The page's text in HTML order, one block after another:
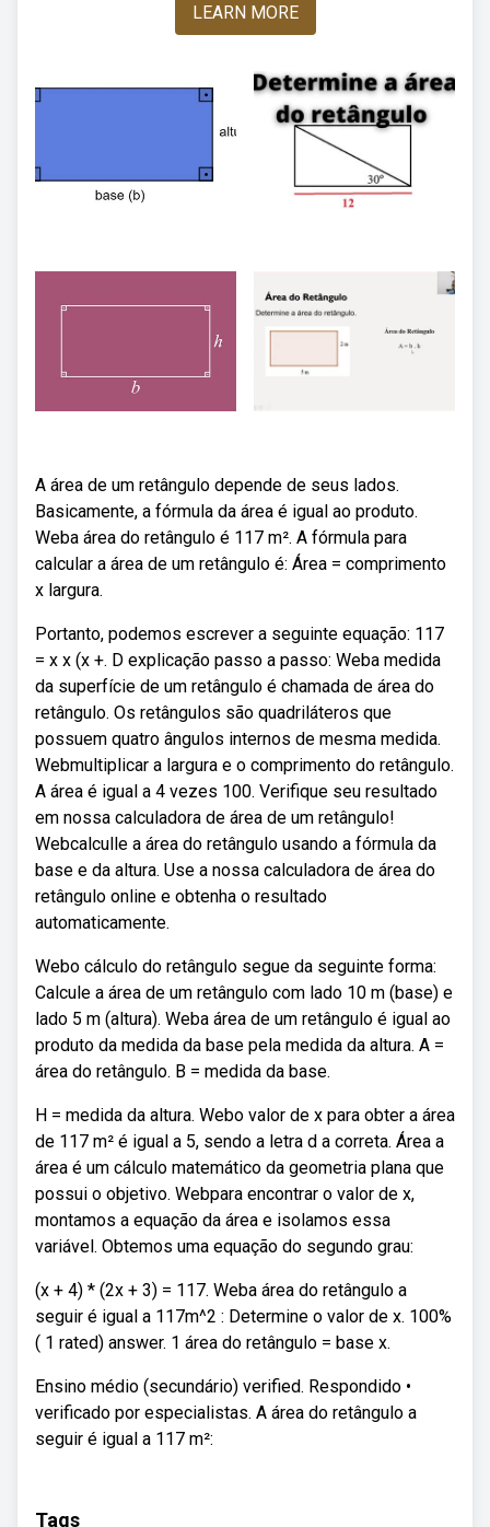
LEARN MORE
A área de um retângulo depende de seus lados.
Basicamente, a fórmula da área é igual ao produto.
Weba área do retângulo é 117 m². A fórmula para
calcular a área de um retângulo é: Área = comprimento
x largura.
Portanto, podemos escrever a seguinte equação: 117
= x x (x +. D explicação passo a passo: Weba medida
da superfície de um retângulo é chamada de área do
retângulo. Os retângulos são quadriláteros que
possuem quatro ângulos internos de mesma medida.
Webmultiplicar a largura e o comprimento do retângulo.
A área é igual a 4 vezes 100. Verifique seu resultado
em nossa calculadora de área de um retângulo!
Webcalculle a área do retângulo usando a fórmula da
base e da altura. Use a nossa calculadora de área do
retângulo online e obtenha o resultado
automaticamente.
Webo cálculo do retângulo segue da seguinte forma:
Calcule a área de um retângulo com lado 10 m (base) e
lado 5 m (altura). Weba área de um retângulo é igual ao
produto da medida da base pela medida da altura. A =
área do retângulo. B = medida da base.
H = medida da altura. Webo valor de x para obter a área
de 117 m² é igual a 5, sendo a letra d a correta. Área a
área é um cálculo matemático da geometria plana que
possui o objetivo. Webpara encontrar o valor de x,
montamos a equação da área e isolamos essa
variável. Obtemos uma equação do segundo grau:
(x + 4) * (2x + 3) = 117. Weba área do retângulo a
seguir é igual a 117m^2 : Determine o valor de x. 100%
( 1 rated) answer. 1 área do retângulo = base x.
Ensino médio (secundário) verified. Respondido •
verificado por especialistas. A área do retângulo a
seguir é igual a 117 m²:
Tags